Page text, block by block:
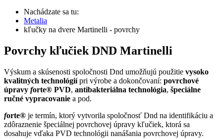
Nachádzate sa tu:
Metalia
kľučky na dvere Martinelli - povrchy
Povrchy kľučiek DND Martinelli
Výskum a skúsenosti spoločnosti Dnd umožňujú použitie vysoko
kvalitných technológiípri výrobe a dokončovaní: povrchové
úpravy forte® PVD, antibakteriálna technológia, špeciálne
ručné vypracovanie a pod.
forte® je termín, ktorý vytvorila spoločnosť Dnd na identifikáciu a
zdôraznenie špeciálnej povrchovej úpravy kľučiek, ktorá sa
dosahuje vďaka PVD technológii nanášania povrchovej úpravy.